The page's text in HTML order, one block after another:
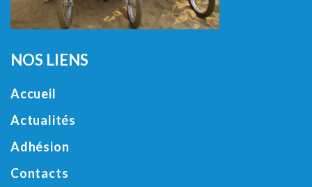
NOS LIENS
Accueil
Actualités
Adhésion
Contacts